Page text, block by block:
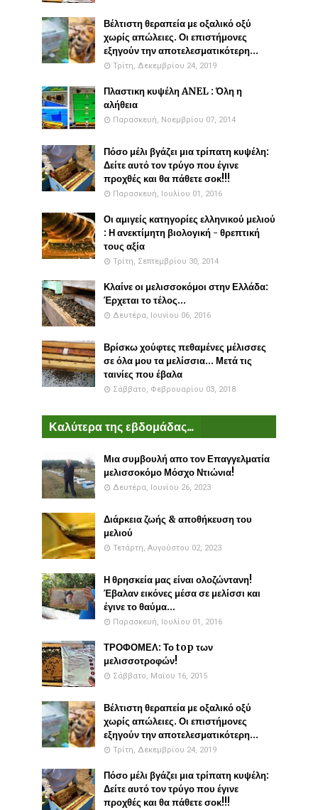
Βέλτιστη θεραπεία με οξαλικό οξύ
χωρίς απώλειες. Οι επιστήμονες
εξηγούν την αποτελεσματικότερη...
Τρίτη, Δεκεμβρίου 24, 2019
Πλαστικη κυψέλη ANEL : Όλη η
αλήθεια
Παρασκευή, Νοεμβρίου 07, 2014
Πόσο μέλι βγάζει μια τρίπατη κυψέλη:
Δείτε αυτό τον τρύγο που έγινε
προχθές και θα πάθετε σοκ!!!
Παρασκευή, Ιουλίου 01, 2016
Οι αμιγείς κατηγορίες ελληνικού μελιού
: Η ανεκτίμητη βιολογική - θρεπτική
τους αξία
Τρίτη, Σεπτεμβρίου 30, 2014
Κλαίνε οι μελισσοκόμοι στην Ελλάδα:
Έρχεται το τέλος...
Δευτέρα, Ιουνίου 06, 2016
Βρίσκω χούφτες πεθαμένες μέλισσες
σε όλα μου τα μελίσσια... Μετά τις
ταινίες που έβαλα
Σάββατο, Φεβρουαρίου 03, 2018
Καλύτερα της εβδομάδας...
Μια συμβουλή απο τον Επαγγελματία
μελισσοκόμο Μόσχο Ντιώνια!
Δευτέρα, Ιουνίου 26, 2023
Διάρκεια ζωής & αποθήκευση του
μελιού
Τετάρτη, Αυγούστου 02, 2023
Η θρησκεία μας είναι ολοζώντανη!
Έβαλαν εικόνες μέσα σε μελίσσι και
έγινε το θαύμα...
Παρασκευή, Ιουλίου 01, 2016
ΤΡΟΦΟΜΕΛ: Το top των
μελισσοτροφών!
Σάββατο, Μαΐου 16, 2015
Βέλτιστη θεραπεία με οξαλικό οξύ
χωρίς απώλειες. Οι επιστήμονες
εξηγούν την αποτελεσματικότερη...
Τρίτη, Δεκεμβρίου 24, 2019
Πόσο μέλι βγάζει μια τρίπατη κυψέλη:
Δείτε αυτό τον τρύγο που έγινε
προχθές και θα πάθετε σοκ!!!